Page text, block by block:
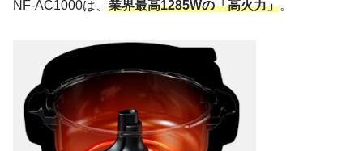
NF-AC1000は、 業界最高1285Wの「高火力」。